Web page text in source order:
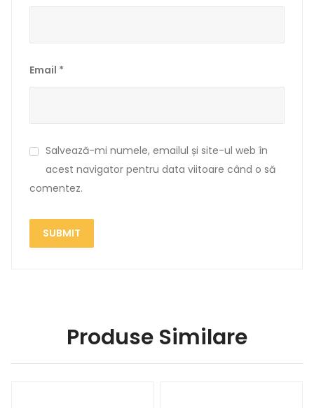
Email *
Salvează-mi numele, emailul și site-ul web în
acest navigator pentru data viitoare când o să
comentez.
Produse Similare